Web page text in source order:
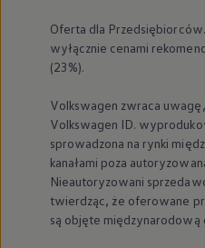
Oferta dla
wyłącznie cenami
(23%).
Volkswagen zwraca
Volkswagen ID.
sprowadzona na rynki
kanałami poza
Nieautoryzowani
twierdząc, że oferowane
są objęte